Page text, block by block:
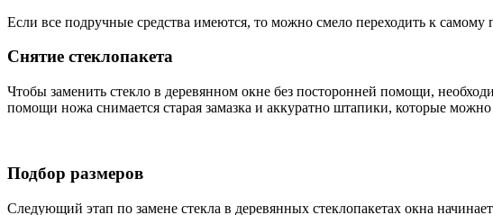
Если все подручные средства имеются, то можно смело переходить к самому
Снятие стеклопакета
Чтобы заменить стекло в деревянном окне без посторонней помощи,
помощи ножа снимается старая замазка и аккуратно штапики, которые
Подбор размеров
Следующий этап по замене стекла в деревянных стеклопакетах окна